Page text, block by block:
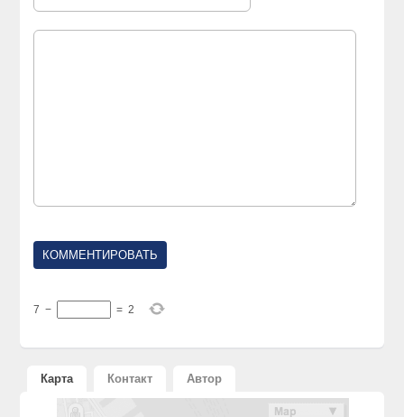
7 − = 2
Карта Контакт Автор